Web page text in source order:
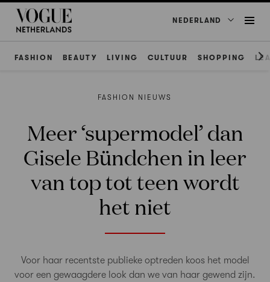
NEDERLAND
FASHION BEAUTY LIVING CULTUUR SHOPPING
FASHION NIEUWS
Meer ‘supermodel’ dan
Gisele Bündchen in leer
van top tot teen wordt
het niet
Voor haar recentste publieke optreden koos het model
voor een gewaagdere look dan we van haar gewend zijn.